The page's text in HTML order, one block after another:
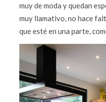
muy de moda y quedan
muy llamativo, no hace
que esté en una parte,